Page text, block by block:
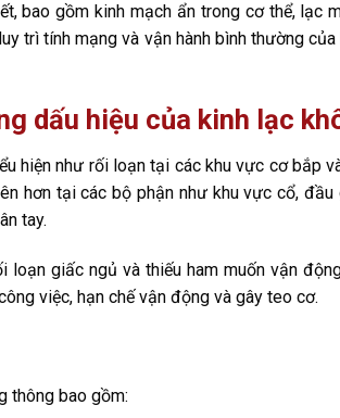
bao gồm kinh mạch ẩn trong cơ thể, lạc
trì tính mạng và vận hành bình thường
dấu hiệu của kinh lạc
hiện như rối loạn tại các khu vực cơ bắp
hơn tại các bộ phận như khu vực cổ,
tay.
giấc ngủ và thiếu ham muốn vận
việc, hạn chế vận động và gây teo cơ.
thông bao gồm: